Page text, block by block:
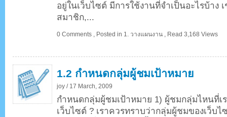
อยู่ในเว็บไซต์ มีการใช้งานที่จำเป็นอะไรบ้าง
สมาชิก,...
0 Comments , Posted in 1. วางแผนงาน , Read 3,168 Views
1.2 กำหนดกลุ่มผู้ชมเป้าหมาย
joy / 17 March, 2009
กำหนดกลุ่มผู้ชมเป้าหมาย 1) ผู้ชมกลุ่มไหนที่เ
เว็บไซต์ ? เราควรทราบว่ากลุ่มผู้ชมของเว็บไ